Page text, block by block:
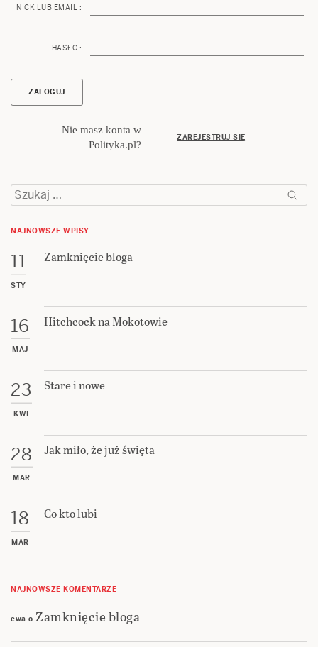
NICK LUB EMAIL :
HASŁO :
Nie masz konta w
Polityka.pl?
ZAREJESTRUJ SIĘ
Szukaj:
NAJNOWSZE WPISY
11
STY
Zamknięcie bloga
16
MAJ
Hitchcock na Mokotowie
23
KWI
Stare i nowe
28
MAR
Jak miło, że już święta
18
MAR
Co kto lubi
NAJNOWSZE KOMENTARZE
ewa o Zamknięcie bloga